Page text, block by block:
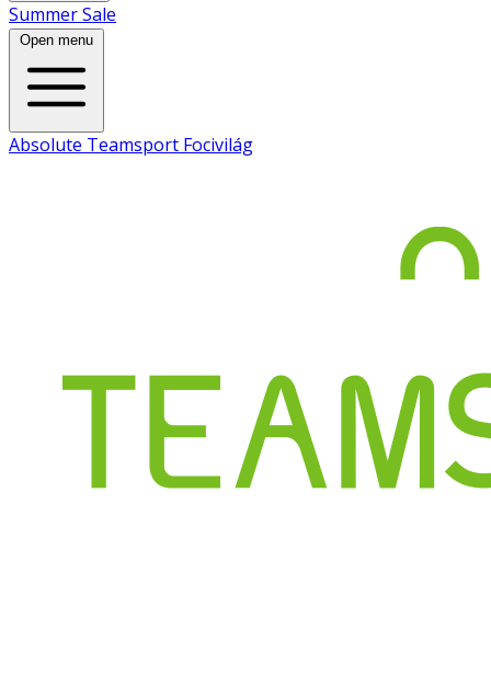
Summer Sale
Open menu
Absolute Teamsport Focivilág